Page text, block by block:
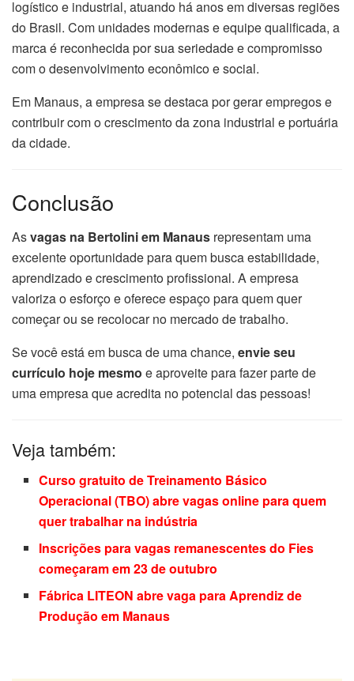
logístico e industrial, atuando há anos em diversas regiões
do Brasil. Com unidades modernas e equipe qualificada, a
marca é reconhecida por sua seriedade e compromisso
com o desenvolvimento econômico e social.
Em Manaus, a empresa se destaca por gerar empregos e
contribuir com o crescimento da zona industrial e portuária
da cidade.
Conclusão
Asvagas na Bertolini em Manaus representam uma
excelente oportunidade para quem busca estabilidade,
aprendizado e crescimento profissional. A empresa
valoriza o esforço e oferece espaço para quem quer
começar ou se recolocar no mercado de trabalho.
Se você está em busca de uma chance, envie seu
currículo hoje mesmo e aproveite para fazer parte de
uma empresa que acredita no potencial das pessoas!
Veja também:
Curso gratuito de Treinamento Básico
Operacional (TBO) abre vagas online para quem
quer trabalhar na indústria
Inscrições para vagas remanescentes do Fies
começaram em 23 de outubro
Fábrica LITEON abre vaga para Aprendiz de
Produção em Manaus